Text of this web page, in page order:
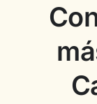
Resultados
Participantes